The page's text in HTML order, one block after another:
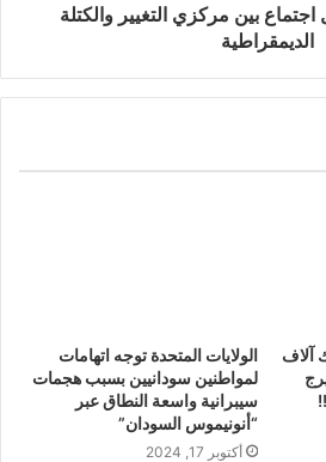
بين مركزي التغيير والكتلة
الديمقراطية
آلاف
الولايات المتحدة توجه اتهامات
لمواطنين سودانيين بسبب هجمات
سيبرانية واسعة النطاق عبر
“أنونيموس السودان”
أكتوبر 17, 2024